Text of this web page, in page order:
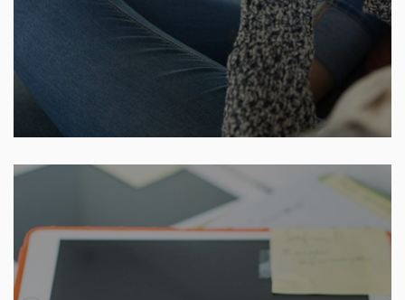
ZKOUŠENÍ A HODNOCENÍ
Aktivizace, efektivní komunikace, příklady dobré